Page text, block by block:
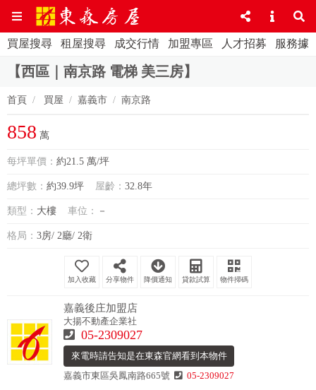
買屋搜尋 租屋搜尋 成交行情 加盟專區 人才招募 服務據
【西區｜南京路 電梯 美三房】
首頁 買屋 嘉義市 南京路
858 萬
每坪單價： 約21.5 萬/坪
總坪數： 約39.9坪 屋齡： 32.8年
類型： 大樓 車位： －
格局： 3房/ 2廳/ 2衛
分享物件 降價通知 貸款試算 物件掃碼
嘉義後庄加盟店
大揚不動產企業社
05-2309027
來電時請告知是在東森官網看到本物件
嘉義市東區吳鳳南路665號
05-2309027